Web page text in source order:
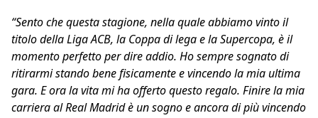
“Sento che questa stagione, nella quale abbiamo vinto il
titolo della Liga ACB, la Coppa di lega e la Supercopa, è il
momento perfetto per dire addio. Ho sempre sognato di
ritirarmi stando bene fisicamente e vincendo la mia ultima
gara. E ora la vita mi ha offerto questo regalo. Finire la mia
carriera al Real Madrid è un sogno e ancora di più vincendo